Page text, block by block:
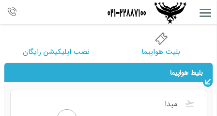
بلیت هواپیما نصب اپلیکیشن رایگان
بلیط هواپیما